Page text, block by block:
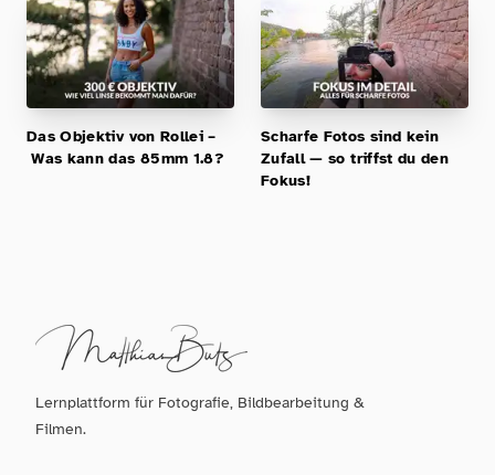
Das Objektiv von Rollei –
Was kann das 85mm 1.8?
Scharfe Fotos sind kein
Zufall — so triffst du den
Fokus!
Lernplattform für Fotografie, Bildbearbeitung &
Filmen.